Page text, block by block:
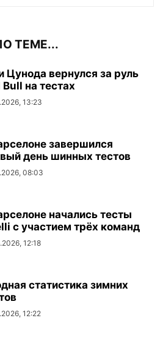
ТЕМЕ...
Цунода вернулся за руль
Bull на тестах
13:23
завершился
день шинных тестов
08:03
начались тесты
с участием трёх команд
12:18
статистика зимних
12:22